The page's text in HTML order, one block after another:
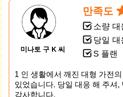
미나토 구 K 씨
만족도
소량 대
당일 대
S 플랜
1 인 생활에서 깨진 대형 가전
있었습니다. 당일 대응 해 주셔,
감사합니다.